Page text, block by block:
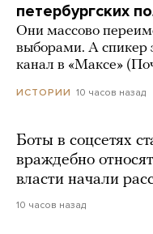
петербургских
Они массово
выборами. А спикер
канал в «Максе»
ИСТОРИИ 10 часов назад
Боты в соцсетях
враждебно
власти начали
10 часов назад